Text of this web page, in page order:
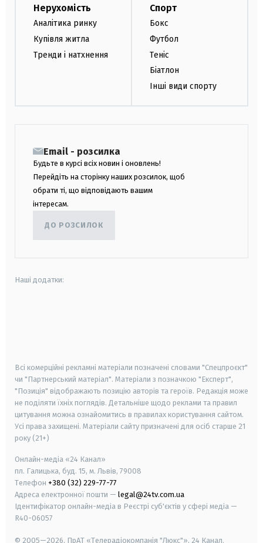
Нерухомість
Аналітика ринку
Купівля житла
Тренди і натхнення
Спорт
Бокс
Футбол
Теніс
Біатлон
Інші види спорту
Email - розсилка
Будьте в курсі всіх новин і оновлень!
Перейдіть на сторінку наших розсилок, щоб
обрати ті, що відповідають вашим
інтересам.
ДО РОЗСИЛОК
Наші додатки:
Всі комерційні рекламні матеріали позначені словами "Спецпроєкт"
чи "Партнерський матеріал". Матеріали з позначкою "Експерт",
"Позиція" відображають позицію авторів та героїв. Редакція може
не поділяти їхніх поглядів. Детальніше щодо реклами та правил
цитування можна ознайомитись в правилах користування сайтом.
Усі права захищені. Матеріали сайту призначені для осіб старше 21
року (21+)
Онлайн-медіа «24 Канал»
пл. Галицька, буд. 15, м. Львів, 79008
Телефон +380 (32) 229-77-77
Адреса електронної пошти — legal@24tv.com.ua
Ідентифікатор онлайн-медіа в Реєстрі суб'єктів у сфері медіа —
R40-06057
© 2005—2026, ПрАТ «Телерадіокомпанія "Люкс"», 24 Канал.